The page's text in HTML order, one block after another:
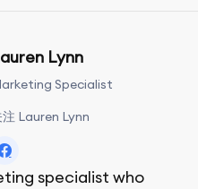
Lynn
Specialist
注 Lauren Lynn
specialist who